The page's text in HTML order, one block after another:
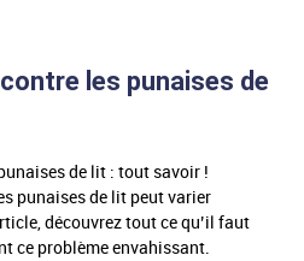
les punaises de
de lit : tout savoir !
punaises de lit peut varier
découvrez tout ce qu’il faut
ce problème envahissant.